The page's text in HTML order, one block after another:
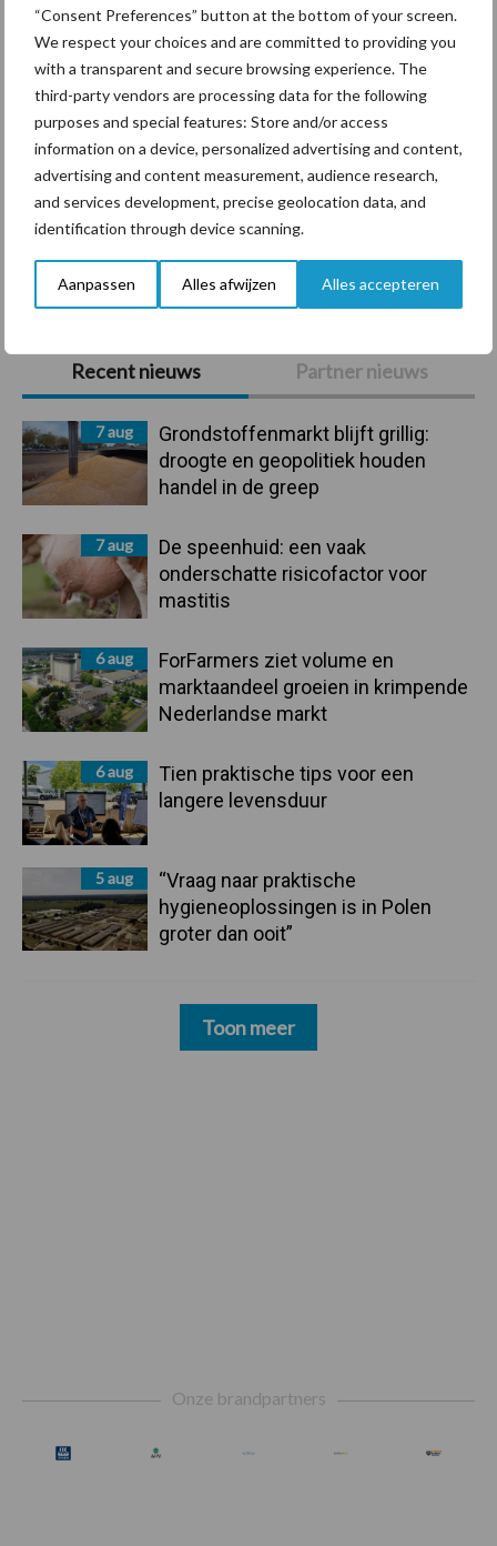
“Consent Preferences” button at the bottom of your screen.
We respect your choices and are committed to providing you
with a transparent and secure browsing experience. The
third-party vendors are processing data for the following
purposes and special features: Store and/or access
information on a device, personalized advertising and content,
advertising and content measurement, audience research,
and services development, precise geolocation data, and
identification through device scanning.
Aanpassen Alles afwijzen Alles accepteren
Primaire
Sidebar
Recent nieuws Partner nieuws
7 aug
Grondstoffenmarkt blijft grillig:
droogte en geopolitiek houden
handel in de greep
7 aug
De speenhuid: een vaak
onderschatte risicofactor voor
mastitis
6 aug
ForFarmers ziet volume en
marktaandeel groeien in krimpende
Nederlandse markt
6 aug
Tien praktische tips voor een
langere levensduur
5 aug
“Vraag naar praktische
hygieneoplossingen is in Polen
groter dan ooit”
Toon meer
Bedrijfsnieuws
Ligbox &
Voerhekken
Toon meer
Onze brandpartners